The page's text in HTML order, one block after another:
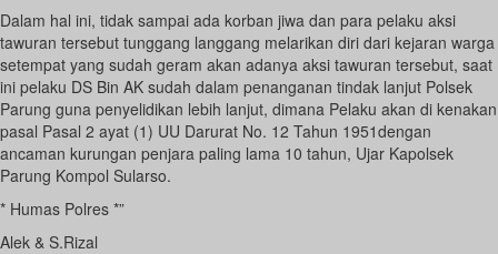
Dalam hal ini, tidak sampai ada korban jiwa dan para pelaku aksi
tawuran tersebut tunggang langgang melarikan diri dari kejaran warga
setempat yang sudah geram akan adanya aksi tawuran tersebut, saat
ini pelaku DS Bin AK sudah dalam penanganan tindak lanjut Polsek
Parung guna penyelidikan lebih lanjut, dimana Pelaku akan di kenakan
pasal Pasal 2 ayat (1) UU Darurat No. 12 Tahun 1951dengan
ancaman kurungan penjara paling lama 10 tahun, Ujar Kapolsek
Parung Kompol Sularso.
* Humas Polres *”
Alek & S.Rizal